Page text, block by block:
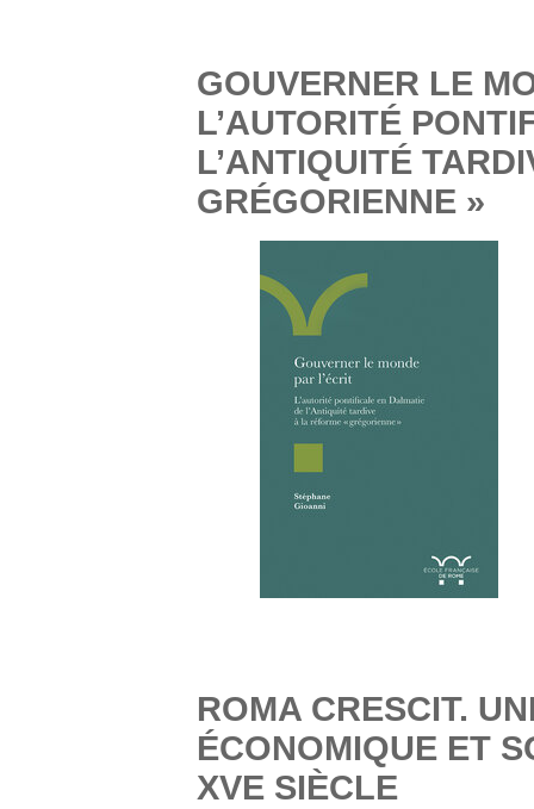
GOUVERNER LE
L’AUTORITÉ
L’ANTIQUITÉ
GRÉGORIENNE »
ROMA CRESCIT.
ÉCONOMIQUE ET
XVE SIÈCLE